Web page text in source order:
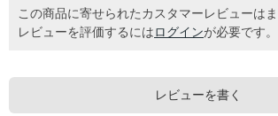
この商品に寄せられたカスタマーレビューはま
レビューを評価するには ログインが必要です。
レビューを書く